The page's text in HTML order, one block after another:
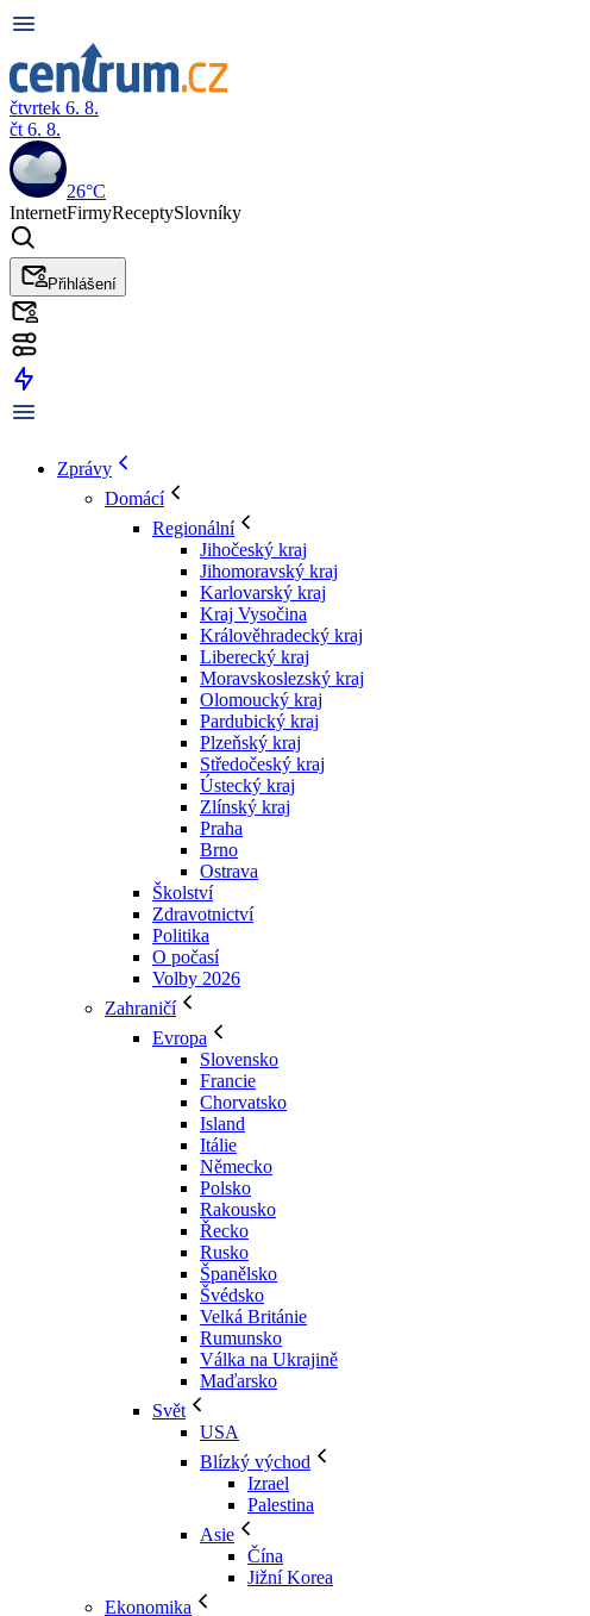
čtvrtek 6. 8.
čt 6. 8.
26°C
InternetFirmyReceptySlovníky
Přihlášení
Zprávy
Domácí
Regionální
Jihočeský kraj
Jihomoravský kraj
Karlovarský kraj
Kraj Vysočina
Králověhradecký kraj
Liberecký kraj
Moravskoslezský kraj
Olomoucký kraj
Pardubický kraj
Plzeňský kraj
Středočeský kraj
Ústecký kraj
Zlínský kraj
Praha
Brno
Ostrava
Školství
Zdravotnictví
Politika
O počasí
Volby 2026
Zahraničí
Evropa
Slovensko
Francie
Chorvatsko
Island
Itálie
Německo
Polsko
Rakousko
Řecko
Rusko
Španělsko
Švédsko
Velká Británie
Rumunsko
Válka na Ukrajině
Maďarsko
Svět
USA
Blízký východ
Izrael
Palestina
Asie
Čína
Jižní Korea
Ekonomika